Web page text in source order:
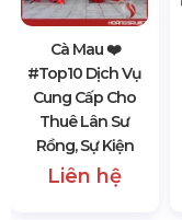
Cà Mau ❤️️
#top10 Dịch Vụ
Cung Cấp Cho
Thuê Lân Sư
Rồng, Sự Kiện
Liên hệ